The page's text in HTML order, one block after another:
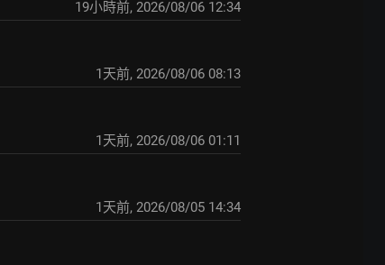
19小時前, 2026/08/06 12:34
1天前, 2026/08/06 08:13
1天前, 2026/08/06 01:11
1天前, 2026/08/05 14:34